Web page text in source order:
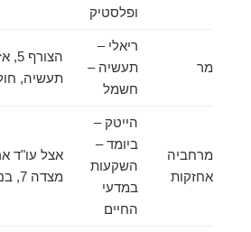
ופלסטיק
ריאלי –
תעשיה –
חשמל
הצורף 5, אזור
תעשיה, חולון
מרחביה
אחזקות
הייטק –
ביומד –
השקעות
במדעי
החיים
אצל עו"ד ארם,
מצדה 7, בני ברק